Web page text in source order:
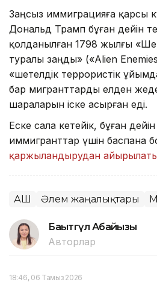
Заңсыз иммиграцияға қарсы
Дональд Трамп бұған дейін
қолданылған 1798 жылғы
туралы заңды» («Alien
«шетелдік террористік
бар мигранттарды елден
шараларын іске асырған еді.
Еске сала кетейік, бұған
иммигранттар үшін баспана
қаржыландырудан
АҚШ Әлем жаңалықтары
Бақытгүл Абайқызы
Авторлар
18:46, 06 Тамыз 2026